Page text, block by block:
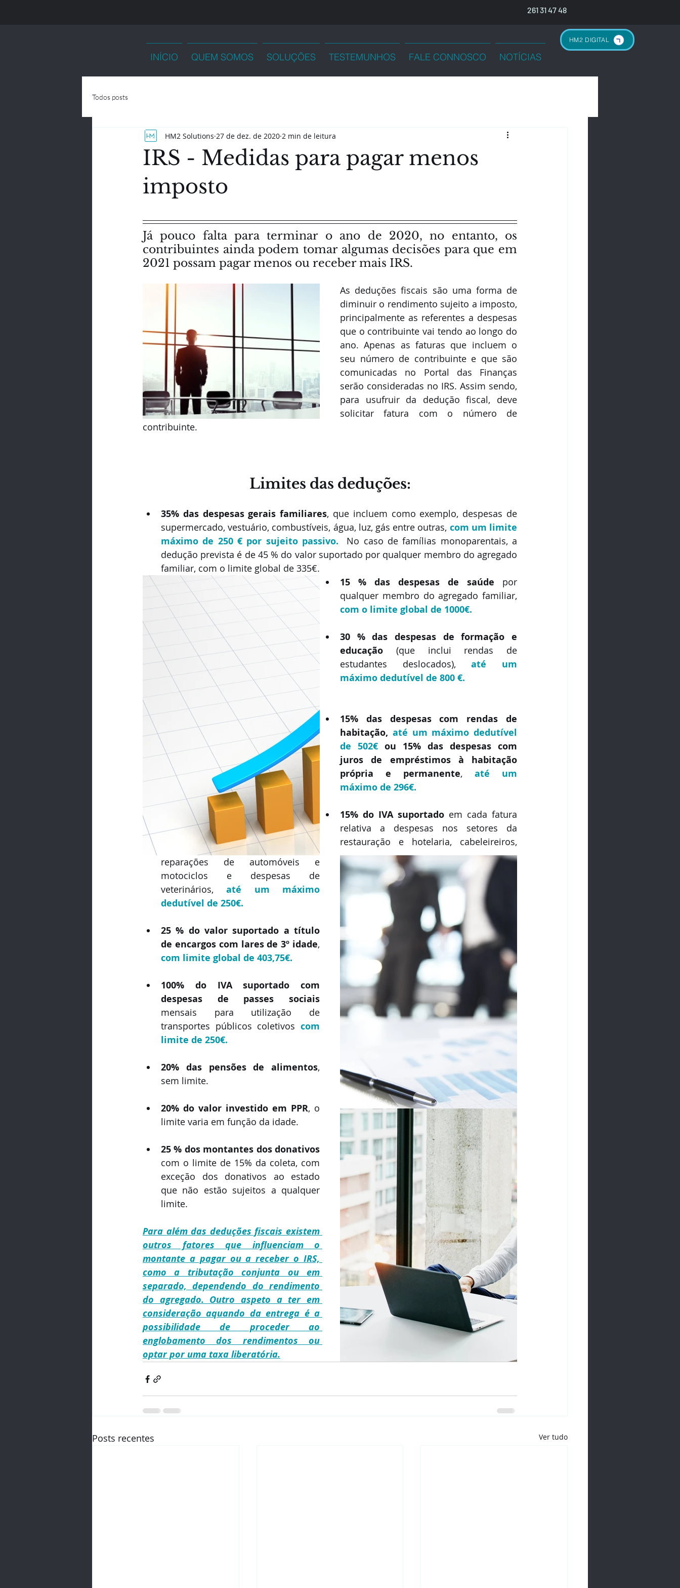
261 31 47 48
INÍCIO QUEM SOMOS SOLUÇÕES TESTEMUNHOS FALE CONNOSCO NOTÍCIAS
HM2 DIGITAL
Todos posts
IRS - Medidas para pagar menos
imposto
HM2 Solutions 27 de dez. de 2020 2 min de leitura
Já pouco falta para terminar o ano de 2020, no entanto, os
contribuintes ainda podem tomar algumas decisões para que em
2021 possam pagar menos ou receber mais IRS.
As deduções fiscais são uma forma de
diminuir o rendimento sujeito a imposto,
principalmente as referentes a despesas
que o contribuinte vai tendo ao longo do
ano. Apenas as faturas que incluem o
seu número de contribuinte e que são
comunicadas no Portal das Finanças
serão consideradas no IRS. Assim sendo,
para usufruir da dedução fiscal, deve
solicitar fatura com o número de
contribuinte.
Limites das deduções:
35% das despesas gerais familiares, que incluem como exemplo, despesas de
supermercado, vestuário, combustíveis, água, luz, gás entre outras, com um limite
máximo de 250 € por sujeito passivo.
  No caso de famílias monoparentais, a
dedução prevista é de 45 % do valor suportado por qualquer membro do agregado
familiar, com o limite global de 335€.
15 % das despesas de saúde por
com o limite global de 1000€.
30 % das despesas de formação e
educação (que inclui rendas de
estudantes deslocados), até um
máximo dedutível de 800 €.
15% das despesas com rendas de
habitação, até um máximo dedutível
de 502€ ou 15% das despesas com
juros de empréstimos à habitação
própria e permanente, até um
máximo de 296€.
15% do IVA suportado em cada fatura
relativa a despesas nos setores da
restauração e hotelaria, cabeleireiros,
reparações de automóveis e
motociclos e despesas de
veterinários, até um máximo
dedutível de 250€.
25 % do valor suportado a título
de encargos com lares de 3º idade
com limite global de 403,75€.
100% do IVA suportado com
despesas de passes sociais
mensais para utilização de
transportes públicos coletivos com
limite de 250€.
20% das pensões de alimentos,
sem limite.
20% do valor investido em PPR, o
limite varia em função da idade.
25 % dos montantes dos donativos
com o limite de 15% da coleta, com
exceção dos donativos ao estado
que não estão sujeitos a qualquer
limite.
Para além das deduções fiscais existem
outros fatores que influenciam o
montante a pagar ou a receber o IRS,
como a tributação conjunta ou em
separado, dependendo do rendimento
do agregado. Outro aspeto a ter em
consideração aquando da entrega é a
possibilidade de proceder ao
englobamento dos rendimentos ou
optar por uma taxa liberatória.
Posts recentes Ver tudo